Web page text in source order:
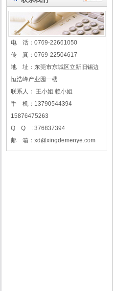
电 话：0769-22661050
传 真：0769-22504617
地 址：东莞市东城区立新旧锡边
恒浩峰产业园一楼
联系人： 王小姐 赖小姐
手 机：13790544394
15876475263
Q Q : 376837394
邮 箱：xd@xingdemenye.com